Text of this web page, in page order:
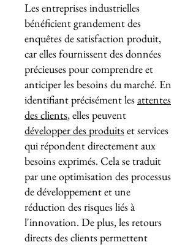
Les entreprises industrielles
bénéficient grandement des
enquêtes de satisfaction produit,
car elles fournissent des données
précieuses pour comprendre et
anticiper les besoins du marché. En
identifiant précisément lesattentes
des clients, elles peuvent
développer des produitset services
qui répondent directement aux
besoins exprimés. Cela se traduit
par une optimisation des processus
de développement et une
réduction des risques liés à
l'innovation. De plus, les retours
directs des clients permettent